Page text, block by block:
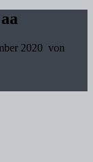
2020 von